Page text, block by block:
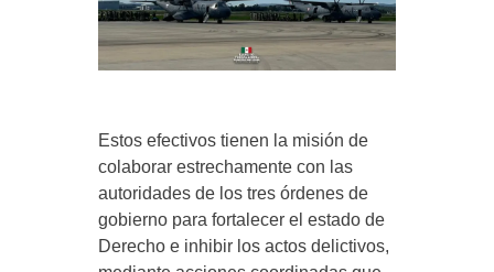
Estos efectivos tienen la misión de
colaborar estrechamente con las
autoridades de los tres órdenes de
gobierno para fortalecer el estado de
Derecho e inhibir los actos delictivos,